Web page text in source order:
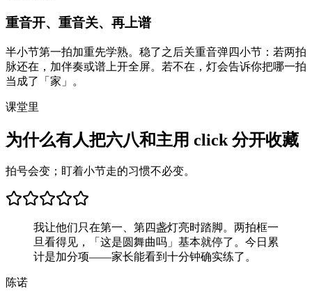
重音开、重音关、再上谱
半小节第一拍加重先学熟。稳了之后关重音弹四小节：若两拍
脉还在，加伴奏或谱上开全屏。若不在，灯会告诉你把哪一拍
当成了「家」。
课堂里
为什么有人把六八和主用 click 分开收藏
拍号会变；盯着小节走的习惯不必变。
我让他们只在第一、第四盏灯亮时踏脚。两拍框一
旦看得见，「这是圆舞曲吗」基本就停了。今日累
计是加分项——家长能看到十分钟确实练了。
陈诺